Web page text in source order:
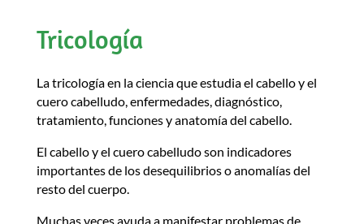
Tricología
La tricología en la ciencia que estudia el cabello y el
cuero cabelludo, enfermedades, diagnóstico,
tratamiento, funciones y anatomía del cabello.
El cabello y el cuero cabelludo son indicadores
importantes de los desequilibrios o anomalías del
resto del cuerpo.
Muchas veces ayuda a manifestar problemas de